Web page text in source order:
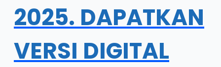
2025. DAPATKAN
VERSI DIGITAL